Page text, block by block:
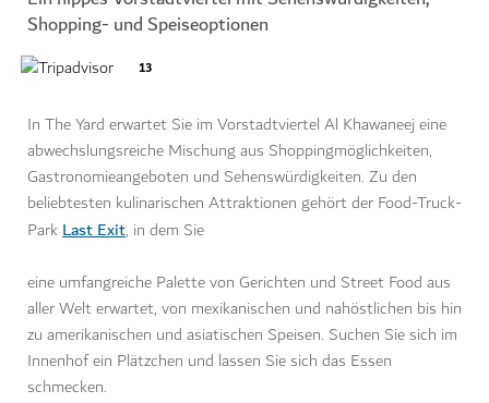
Shopping- und Speiseoptionen
13
In The Yard erwartet Sie im Vorstadtviertel Al Khawaneej eine
abwechslungsreiche Mischung aus Shoppingmöglichkeiten,
Gastronomieangeboten und Sehenswürdigkeiten. Zu den
beliebtesten kulinarischen Attraktionen gehört der Food-Truck-
ParkLast Exit, in dem Sie
eine umfangreiche Palette von Gerichten und Street Food aus
aller Welt erwartet, von mexikanischen und nahöstlichen bis hin
zu amerikanischen und asiatischen Speisen. Suchen Sie sich im
Innenhof ein Plätzchen und lassen Sie sich das Essen
schmecken.